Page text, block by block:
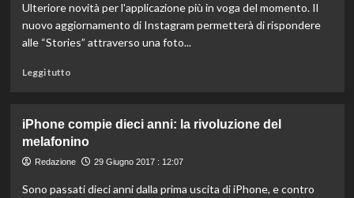
anni:
cosa
ci
insegnato
Ulteriore novità per l'applicazione più in voga del momento. Il
nuovo aggiornamento di Instagram permetterà di rispondere
alle “Stories” attraverso una foto...
Leggi tuttoLeggi
L’ultima
novità
di
rispondere
iPhone compie dieci anni: la rivoluzione del
melafonino
Redazione 29 Giugno 2017 : 12:07
Sono passati dieci anni dalla prima uscita di iPhone, e contro